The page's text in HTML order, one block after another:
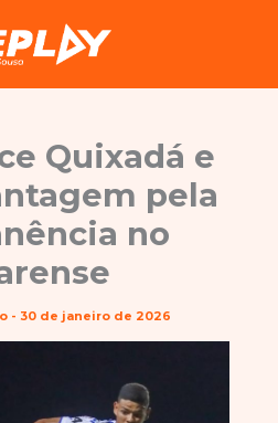
Quixadá e
pela
no
- 30 de janeiro de 2026